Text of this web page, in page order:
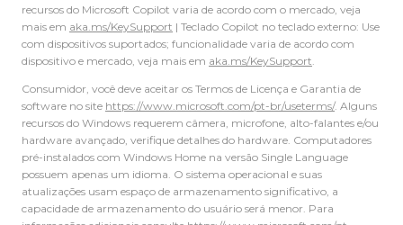
recursos do Microsoft Copilot varia de acordo com o mercado, veja
mais em aka.ms/KeySupport | Teclado Copilot no teclado externo: Use
com dispositivos suportados; funcionalidade varia de acordo com
dispositivo e mercado, veja mais em aka.ms/KeySupport
Consumidor, você deve aceitar os Termos de Licença e Garantia de
software no site https://www.microsoft.com/pt-br/useterms/. Alguns
recursos do Windows requerem câmera, microfone, alto-falantes e/ou
hardware avançado, verifique detalhes do hardware. Computadores
pré-instalados com Windows Home na versão Single Language
possuem apenas um idioma. O sistema operacional e suas
atualizações usam espaço de armazenamento significativo, a
capacidade de armazenamento do usuário será menor. Para